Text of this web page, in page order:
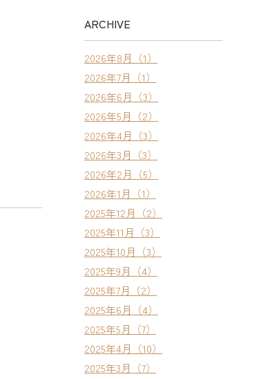
ARCHIVE
2026年8月（1）
2026年7月（1）
2026年6月（3）
2026年5月（2）
2026年4月（3）
2026年3月（3）
2026年2月（5）
2026年1月（1）
2025年12月（2）
2025年11月（3）
2025年10月（3）
2025年9月（4）
2025年7月（2）
2025年6月（4）
2025年5月（7）
2025年4月（10）
2025年3月（7）